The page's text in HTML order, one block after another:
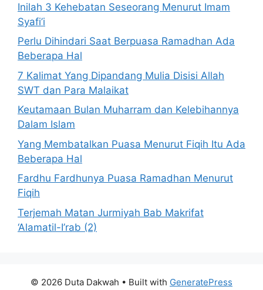
Inilah 3 Kehebatan Seseorang Menurut Imam
Syafi’i
Perlu Dihindari Saat Berpuasa Ramadhan Ada
Beberapa Hal
7 Kalimat Yang Dipandang Mulia Disisi Allah
SWT dan Para Malaikat
Keutamaan Bulan Muharram dan Kelebihannya
Dalam Islam
Yang Membatalkan Puasa Menurut Fiqih Itu Ada
Beberapa Hal
Fardhu Fardhunya Puasa Ramadhan Menurut
Fiqih
Terjemah Matan Jurmiyah Bab Makrifat
‘Alamatil-I’rab (2)
© 2026 Duta Dakwah • Built with GeneratePress